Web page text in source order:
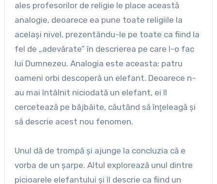
ales profesorilor de religie le place această
analogie, deoarece ea pune toate religiile la
acelaşi nivel, prezentându-le pe toate ca fiind la
fel de „adevărate” în descrierea pe care I-o fac
lui Dumnezeu. Analogia este aceasta: patru
oameni orbi descoperă un elefant. Deoarece n-
au mai întâlnit niciodată un elefant, ei îl
cercetează pe bâjbâite, căutând să înţeleagă şi
să descrie acest nou fenomen.
Unul dă de trompă şi ajunge la concluzia că e
vorba de un şarpe. Altul explorează unul dintre
picioarele elefantului şi îl descrie ca fiind un